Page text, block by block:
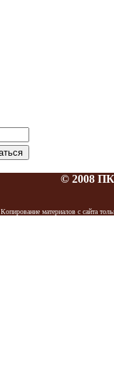
© 2008
Копирование материалов с сайта